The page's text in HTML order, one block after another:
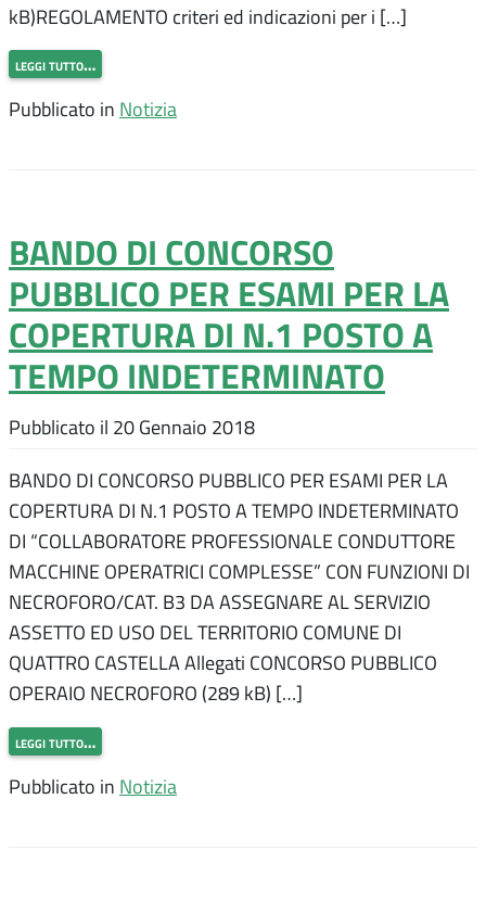
kB)REGOLAMENTO criteri ed indicazioni per i […]
leggi tutto…
Pubblicato in Notizia
BANDO DI CONCORSO
PUBBLICO PER ESAMI PER LA
COPERTURA DI N.1 POSTO A
TEMPO INDETERMINATO
Pubblicato il 20 Gennaio 2018
BANDO DI CONCORSO PUBBLICO PER ESAMI PER LA
COPERTURA DI N.1 POSTO A TEMPO INDETERMINATO
DI “COLLABORATORE PROFESSIONALE CONDUTTORE
MACCHINE OPERATRICI COMPLESSE” CON FUNZIONI DI
NECROFORO/CAT. B3 DA ASSEGNARE AL SERVIZIO
ASSETTO ED USO DEL TERRITORIO COMUNE DI
QUATTRO CASTELLA Allegati CONCORSO PUBBLICO
OPERAIO NECROFORO (289 kB) […]
leggi tutto…
Pubblicato in Notizia